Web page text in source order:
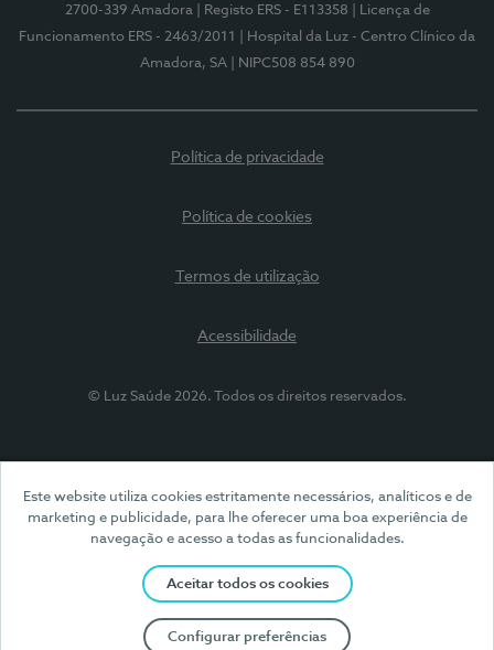
Este website utiliza cookies estritamente necessários, analíticos e de
marketing e publicidade, para lhe oferecer uma boa experiência de
navegação e acesso a todas as funcionalidades.
Aceitar todos os cookies
Configurar preferências
2700-339 Amadora
| Registo ERS - E113358
| Licença de
Funcionamento ERS - 2463/2011
| Hospital da Luz - Centro Clínico da
Amadora, SA
| NIPC508 854 890
Política de privacidade
Política de cookies
Termos de utilização
Acessibilidade
© Luz Saúde 2026. Todos os direitos reservados.